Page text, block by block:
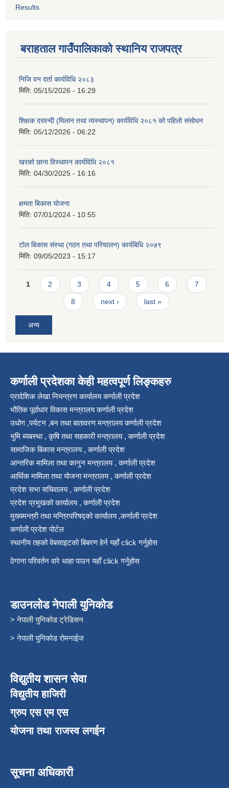
Results
बराहताल गाउँपालिकाको स्थानिय राजपत्र
निजि वन दर्ता कार्यविधि २०८३
मिति: 05/15/2026 - 16:29
शिक्षक दरवन्दी (मिलान तथा व्यस्थापन) कार्यविधि २०८१ को पहिलो संसोधन
मिति: 05/12/2026 - 06:22
खरको छाना विस्थापन कार्यविधि २०८१
मिति: 04/30/2025 - 16:16
क्षमता बिकास योजना
मिति: 07/01/2024 - 10:55
टोल बिकास संस्था (गठन तथा परिचालन) कार्यबिधि २०७९
मिति: 09/05/2023 - 15:17
Pages
1 2 3 4 5 6 7
8 next › last »
अन्य
कर्णाली प्रदेशका केही महत्वपूर्ण लिङ्कहरु
प्रादेशिक लेखा नियन्त्रण कार्यालय कर्णाली प्रदेश
भौतिक पूर्वाधार विकास मन्त्रालय कर्णाली प्रदेश
उधोग ,पर्यटन ,बन तथा बातावरण मन्त्रालय कर्णाली प्रदेश
भुमि ब्यबस्था , कृषि तथा सहकारी मन्त्रालय , कर्णाली प्रदेश
सामाजिक बिकास मन्त्रालय , कर्णाली प्रदेश
आन्तरिक मामिला तथा कानुन मन्त्रालय , कर्णाली प्रदेश
आर्थिक मामिला तथा योजना मन्त्रालय , कर्णाली प्रदेश
प्रदेश सभा सचिवालय , कर्णाली प्रदेश
प्रदेश प्रमुखको कार्यालय , कर्णाली प्रदेश
मुख्यमन्त्री तथा मन्त्रिपरिषद्को कार्यालय ,कर्णाली प्रदेश
कर्णाली प्रदेश पोर्टल
स्थानीय तहको वेबसाइटको बिबरण हेर्न यहाँ click गर्नुहोस
ठेगाना परिवर्तन वारे थाहा पाउन यहाँ click गर्नुहोस
डाउनलोड नेपाली युनिकोड
> नेपाली युनिकोड ट्रेडिसन
> नेपाली युनिकोड रोमनाईज
विद्युतीय शासन सेवा
विद्युतीय हाजिरी
ग्रुप एस एम एस
योजना तथा राजस्व लगईन
सूचना अधिकारी